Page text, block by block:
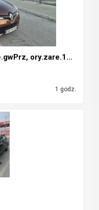
Renault clio IV 1.2 16v 5d.zDe.gwPrz, ory.zare.134...
1 godz.